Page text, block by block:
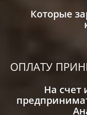
Которые
ОПЛАТУ
На счет